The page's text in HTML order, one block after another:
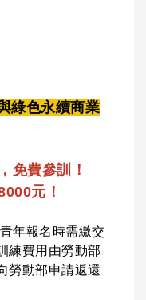
綠色永續商業
免費參訓！
元！
年報名時需繳交
練費用由勞動部
勞動部申請返還